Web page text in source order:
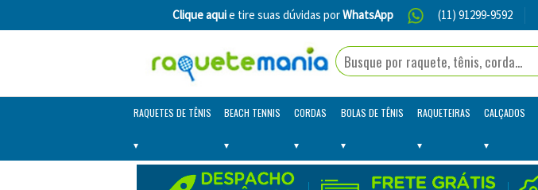
Clique aquie tire suas dúvidas porWhatsApp (11) 91299-9592
RAQUETES DE TÊNIS BEACH TENNIS CORDAS BOLAS DE TÊNIS RAQUETEIRAS CALÇADOS